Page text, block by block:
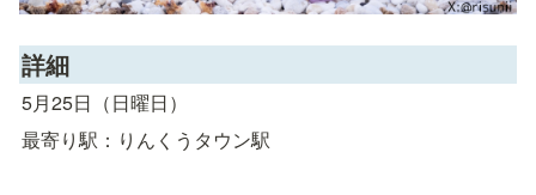
詳細
5月25日（日曜日）
最寄り駅：りんくうタウン駅